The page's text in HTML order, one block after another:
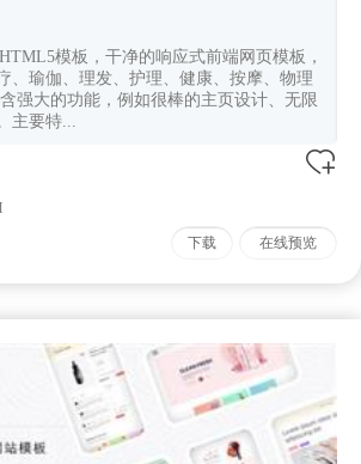
模板，干净的响应式前端网页模板，
、瑜伽、理发、护理、健康、按摩、物理
强大的功能，例如很棒的主页设计、无限
主要特...
下载 在线预览